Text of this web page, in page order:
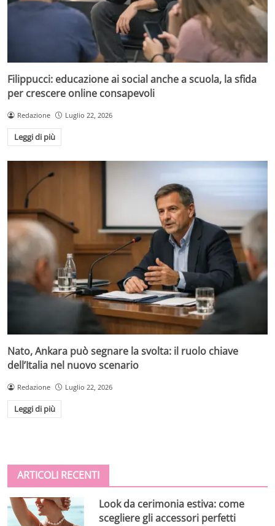
Filippucci: educazione ai social anche a scuola, la sfida
per crescere online consapevoli
Redazione Luglio 22, 2026
Leggi di più
Nato, Ankara può segnare la svolta: il ruolo chiave
dell’Italia nel nuovo scenario
Redazione Luglio 22, 2026
Leggi di più
ARTICOLI RECENTI
Look da cerimonia estiva: come
scegliere gli accessori perfetti